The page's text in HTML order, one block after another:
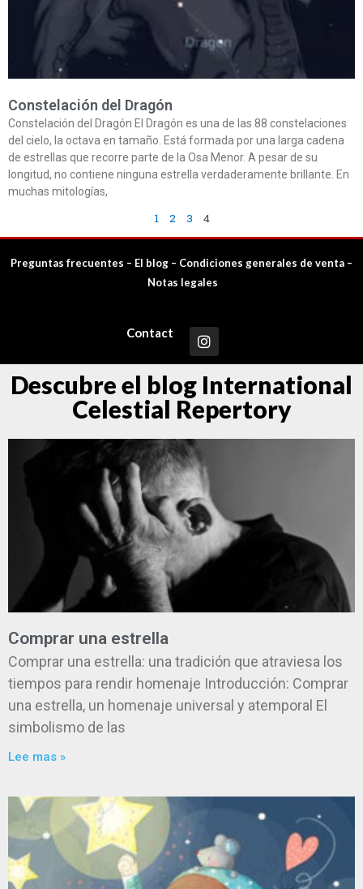
Constelación del Dragón
Constelación del Dragón El Dragón es una de las 88 constelaciones
del cielo, la octava en tamaño. Está formada por una larga cadena
de estrellas que recorre parte de la Osa Menor. A pesar de su
longitud, no contiene ninguna estrella verdaderamente brillante. En
muchas mitologías,
1 2 3 4
Preguntas frecuentes – El blog – Condiciones generales de venta –
Notas legales
Contact
Descubre el blog International
Celestial Repertory
Comprar una estrella
Comprar una estrella: una tradición que atraviesa los
tiempos para rendir homenaje Introducción: Comprar
una estrella, un homenaje universal y atemporal El
simbolismo de las
Lee mas »